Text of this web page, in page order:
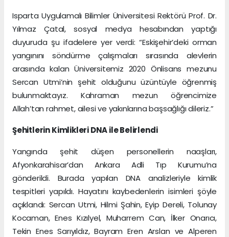
Isparta Uygulamalı Bilimler Üniversitesi Rektörü Prof. Dr.
Yılmaz Çatal, sosyal medya hesabından yaptığı
duyuruda şu ifadelere yer verdi: “Eskişehir’deki orman
yangınını söndürme çalışmaları sırasında alevlerin
arasında kalan Üniversitemiz 2020 Önlisans mezunu
Sercan Utmi’nin şehit olduğunu üzüntüyle öğrenmiş
bulunmaktayız. Kahraman mezun öğrencimize
Allah’tan rahmet, ailesi ve yakınlarına başsağlığı dileriz.”
Şehitlerin Kimlikleri DNA ile Belirlendi
Yangında şehit düşen personellerin naaşları,
Afyonkarahisar’dan Ankara Adli Tıp Kurumu’na
gönderildi. Burada yapılan DNA analizleriyle kimlik
tespitleri yapıldı. Hayatını kaybedenlerin isimleri şöyle
açıklandı: Sercan Utmi, Hilmi Şahin, Eyip Dereli, Tolunay
Kocaman, Enes Kızılyel, Muharrem Can, İlker Onarıcı,
Tekin Enes Sarıyıldız, Bayram Eren Arslan ve Alperen